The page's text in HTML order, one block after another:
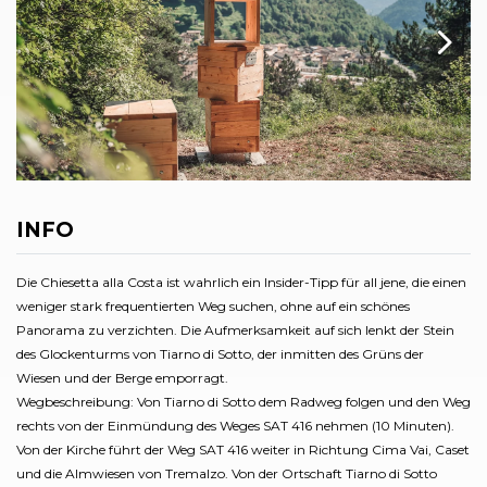
INFO
Die Chiesetta alla Costa ist wahrlich ein Insider-Tipp für all jene, die einen
weniger stark frequentierten Weg suchen, ohne auf ein schönes
Panorama zu verzichten. Die Aufmerksamkeit auf sich lenkt der Stein
des Glockenturms von Tiarno di Sotto, der inmitten des Grüns der
Wiesen und der Berge emporragt.
Wegbeschreibung: Von Tiarno di Sotto dem Radweg folgen und den Weg
rechts von der Einmündung des Weges SAT 416 nehmen (10 Minuten).
Von der Kirche führt der Weg SAT 416 weiter in Richtung Cima Vai, Caset
und die Almwiesen von Tremalzo. Von der Ortschaft Tiarno di Sotto